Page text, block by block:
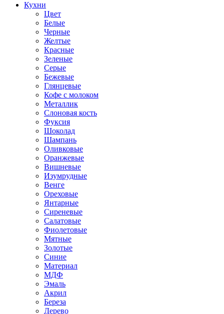
Кухни
Цвет
Белые
Черные
Желтые
Красные
Зеленые
Серые
Бежевые
Глянцевые
Кофе с молоком
Металлик
Слоновая кость
Фуксия
Шоколад
Шампань
Оливковые
Оранжевые
Вишневые
Изумрудные
Венге
Ореховые
Янтарные
Сиреневые
Салатовые
Фиолетовые
Мятные
Золотые
Синие
Материал
МДФ
Эмаль
Акрил
Береза
Дерево